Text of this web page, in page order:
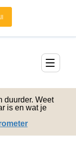
duurder. Weet
is en wat je